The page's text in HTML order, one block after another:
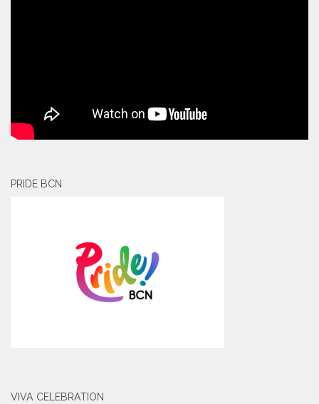
PRIDE BCN
VIVA CELEBRATION